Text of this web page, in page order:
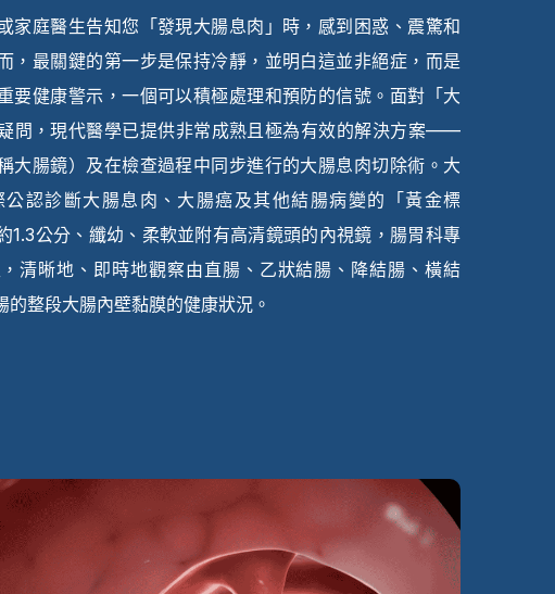
家庭醫生告知您「發現大腸息肉」時，感到困惑、震驚和
，最關鍵的第一步是保持冷靜，並明白這並非絕症，而是
要健康警示，一個可以積極處理和預防的信號。面對「大
問，現代醫學已提供非常成熟且極為有效的解決方案——
大腸鏡）及在檢查過程中同步進行的大腸息肉切除術。大
認診斷大腸息肉、大腸癌及其他結腸病變的「黃金標
1.3公分、纖幼、柔軟並附有高清鏡頭的內視鏡，腸胃科專
清晰地、即時地觀察由直腸、乙狀結腸、降結腸、橫結
的整段大腸內壁黏膜的健康狀況。